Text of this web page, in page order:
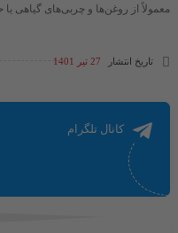
معمولاً از روغن‌ها و چربی‌های گیاهی
تاریخ انتشار 27 تیر 1401
کانال تلگرام